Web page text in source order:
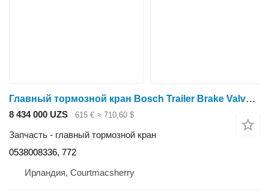
Главный тормозной кран Bosch Trailer Brake Valve 0538008336, 772
8 434 000 UZS 615 € ≈ 710,60 $
Запчасть - главный тормозной кран
0538008336, 772
Ирландия, Courtmacsherry